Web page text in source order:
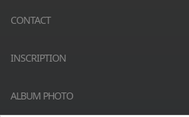
CONTACT
INSCRIPTION
ALBUM PHOTO